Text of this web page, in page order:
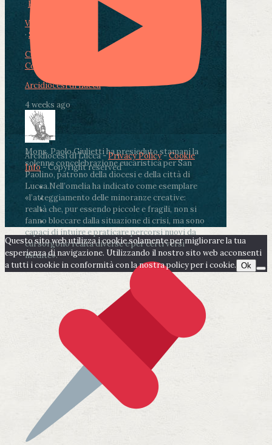
Photo
View on Facebook
· Share
Condividi su Facebook
Condividi su LinkedIn
Arcidiocesi di Lucca
4 weeks ago
Mons. Paolo Giulietti ha presieduto stamani la
solenne concelebrazione eucaristica per San
Paolino, patrono della diocesi e della città di
Lucca.Nell’omelia ha indicato come esemplare
«l’atteggiamento delle minoranze creative:
realtà che, pur essendo piccole e fragili, non si
fanno bloccare dalla situazione di crisi, ma sono
capaci di intuire e praticare percorsi nuovi da
cui sorgono realtà diverse e per certi versi
inedite».
Arcidiocesi di Lucca -Privacy Policy-Cookie
Info- Copyright reserved
Questo sito web utilizza i cookie solamente per migliorare la tua
esperienza di navigazione. Utilizzando il nostro sito web acconsenti
a tutti i cookie in conformità con la nostra policy per i cookie. Ok